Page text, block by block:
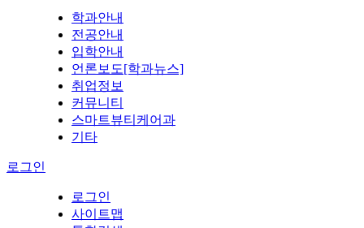
학과안내
전공안내
입학안내
언론보도[학과뉴스]
취업정보
커뮤니티
스마트뷰티케어과
기타
로그인
로그인
사이트맵